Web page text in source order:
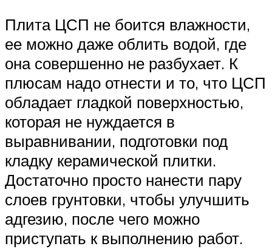
Плита ЦСП не боится влажности,
ее можно даже облить водой, где
она совершенно не разбухает. К
плюсам надо отнести и то, что ЦСП
обладает гладкой поверхностью,
которая не нуждается в
выравнивании, подготовки под
кладку керамической плитки.
Достаточно просто нанести пару
слоев грунтовки, чтобы улучшить
адгезию, после чего можно
приступать к выполнению работ.